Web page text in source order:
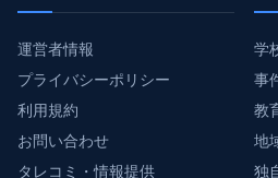
運営者情報
プライバシーポリシー
利用規約
お問い合わせ
タレコミ・情報提供
学
事
教
地
独